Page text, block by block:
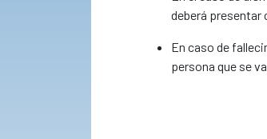
deberá presentar
En caso de
persona que se